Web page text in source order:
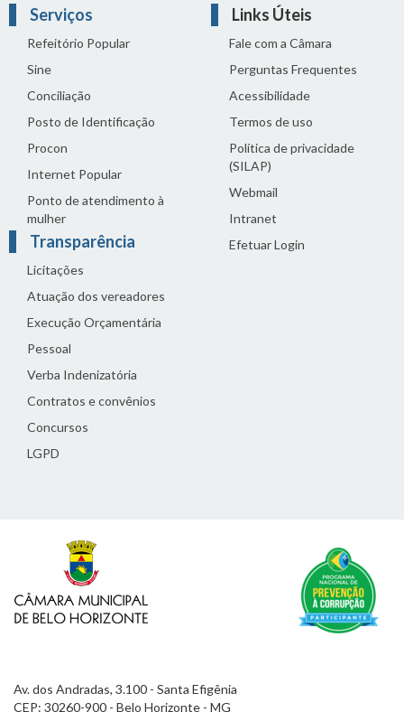
Serviços
Refeitório Popular
Sine
Conciliação
Posto de Identificação
Procon
Internet Popular
Ponto de atendimento à
mulher
Transparência
Licitações
Atuação dos vereadores
Execução Orçamentária
Pessoal
Verba Indenizatória
Contratos e convênios
Concursos
LGPD
Links Úteis
Fale com a Câmara
Perguntas Frequentes
Acessibilidade
Termos de uso
Política de privacidade
(SILAP)
Webmail
Intranet
Efetuar Login
Av. dos Andradas, 3.100 - Santa Efigênia
CEP: 30260-900 - Belo Horizonte - MG